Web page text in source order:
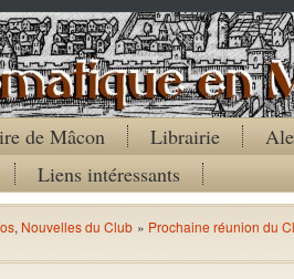
de Mâcon Librairie
Liens intéressants
, Nouvelles du Club » Prochaine réunion du